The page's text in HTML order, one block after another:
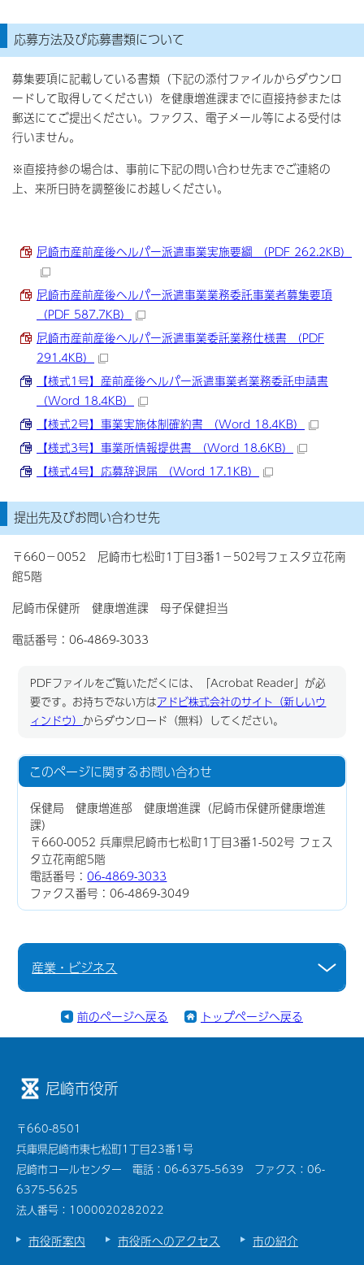
応募方法及び応募書類について
募集要項に記載している書類（下記の添付ファイルからダウンロ
ードして取得してください）を健康増進課までに直接持参または
郵送にてご提出ください。ファクス、電子メール等による受付は
行いません。
※直接持参の場合は、事前に下記の問い合わせ先までご連絡の
上、来所日時を調整後にお越しください。
尼崎市産前産後ヘルパー派遣事業実施要綱 （PDF 262.2KB）
尼崎市産前産後ヘルパー派遣事業業務委託事業者募集要項
（PDF 587.7KB）
尼崎市産前産後ヘルパー派遣事業委託業務仕様書 （PDF
291.4KB）
【様式1号】産前産後ヘルパー派遣事業者業務委託申請書
（Word 18.4KB）
【様式2号】事業実施体制確約書 （Word 18.4KB）
【様式3号】事業所情報提供書 （Word 18.6KB）
【様式4号】応募辞退届 （Word 17.1KB）
提出先及びお問い合わせ先
〒660－0052 尼崎市七松町1丁目3番1－502号フェスタ立花南
館5階
尼崎市保健所 健康増進課 母子保健担当
電話番号：06-4869-3033
PDFファイルをご覧いただくには、「Acrobat Reader」が必
要です。お持ちでない方はアドビ株式会社のサイト（新しいウ
ィンドウ） からダウンロード（無料）してください。
このページに関するお問い合わせ
保健局 健康増進部 健康増進課（尼崎市保健所健康増進
課）
〒660-0052 兵庫県尼崎市七松町1丁目3番1-502号 フェス
タ立花南館5階
電話番号：06-4869-3033
ファクス番号：06-4869-3049
産業・ビジネス
前のページへ戻る トップページへ戻る
尼崎市役所
〒660-8501
兵庫県尼崎市東七松町1丁目23番1号
尼崎市コールセンター 電話：06-6375-5639 ファクス：06-
6375-5625
法人番号：1000020282022
市役所案内 市役所へのアクセス
市の紹介